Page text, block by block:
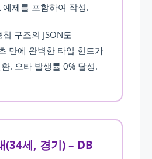
제를 포함하여 작성.
구조의 JSON도
만에 완벽한 타입 힌트가
. 오타 발생률 0% 달성.
(34세, 경기) – DB